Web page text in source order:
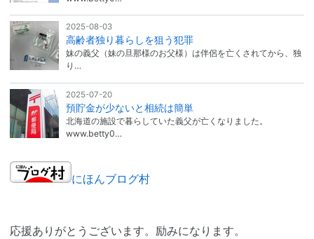
2025-08-03
高齢者独り暮らしを狙う犯罪
妹の義父（妹の旦那様のお父様）は伴侶を亡くされてから、独
り…
2025-07-20
預貯金が少ないと相続は簡単
北海道の施設で暮らしていた義父が亡くなりました。
www.betty0…
にほんブログ村
応援ありがとうございます。励みになります。